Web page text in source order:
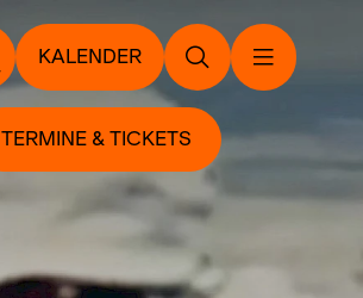
KALENDER
TERMINE & TICKETS